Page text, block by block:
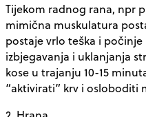
Tijekom radnog rana, npr
mimična muskulatura
postaje vrlo teška i
izbjegavanja i uklanjanja
kose u trajanju 10-15
“aktivirati” krv i osloboditi